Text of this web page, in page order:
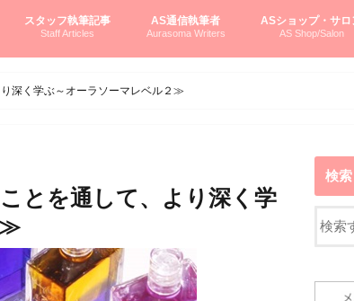
スタッフ執筆記事
Staff Articles
AS通信執筆者
Aurasoma Writers
ASショップ・サロ
AS Shop/Salon
深く学ぶ～オーラソーマレベル２≫
とを通して、より深く学
≫
検索